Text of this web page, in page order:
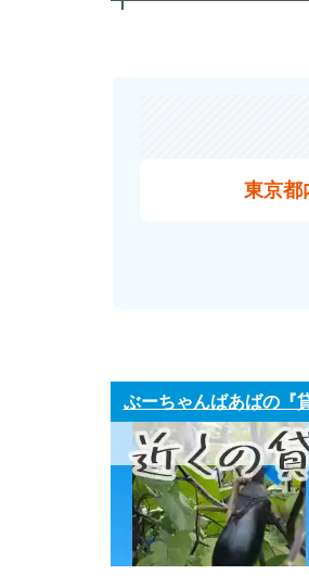
東京都
ぶーちゃんばあばの『